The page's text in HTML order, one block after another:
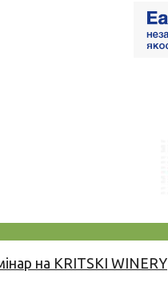
на KRITSKI WINERY